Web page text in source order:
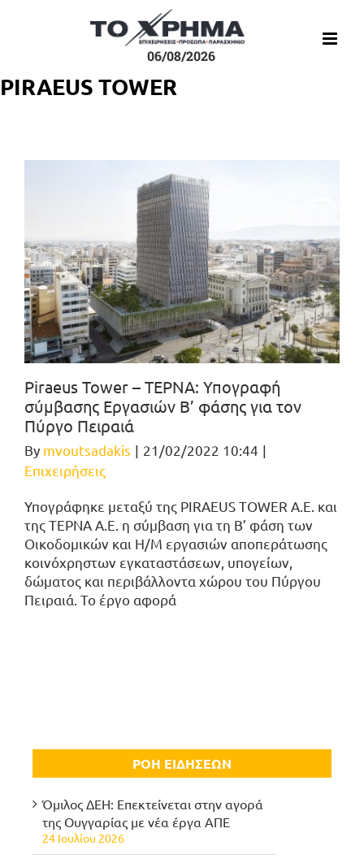
06/08/2026
PIRAEUS TOWER
Piraeus Tower – ΤΕΡΝΑ: Υπογραφή
σύμβασης Εργασιών Β’ φάσης για τον
Πύργο Πειραιά
By mvoutsadakis | 21/02/2022 10:44 |
Επιχειρήσεις
Υπογράφηκε μεταξύ της PIRAEUS TOWER Α.Ε. και
της ΤΕΡΝΑ Α.Ε. η σύμβαση για τη Β’ φάση των
Οικοδομικών και Η/Μ εργασιών αποπεράτωσης
κοινόχρηστων εγκαταστάσεων, υπογείων,
δώματος και περιβάλλοντα χώρου του Πύργου
Πειραιά. Το έργο αφορά
ΡΟΗ ΕΙΔΗΣΕΩΝ
Όμιλος ΔΕΗ: Επεκτείνεται στην αγορά
της Ουγγαρίας με νέα έργα ΑΠΕ
24 Ιουλίου 2026